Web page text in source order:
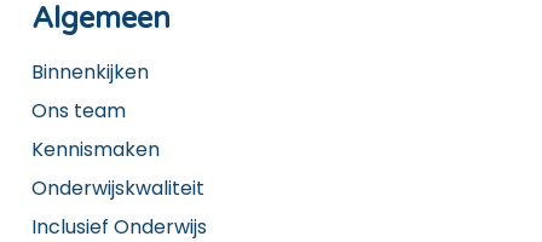
Algemeen
Binnenkijken
Ons team
Kennismaken
Onderwijskwaliteit
Inclusief Onderwijs